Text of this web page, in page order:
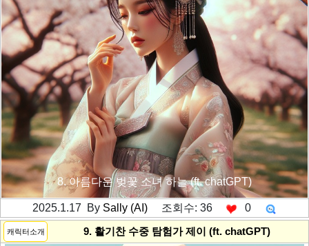
8. 아름다운 벚꽃 소녀 하늘 (ft. chatGPT)
2025.1.17 By Sally (AI) 조회수: 36 0
캐릭터소개 9. 활기찬 수중 탐험가 제이 (ft. chatGPT)